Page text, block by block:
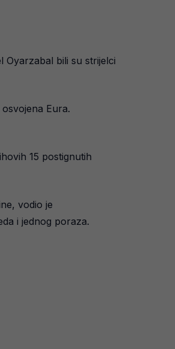
Oyarzabal bili su strijelci
Eura.
15 postignutih
vodio je
i jednog poraza.